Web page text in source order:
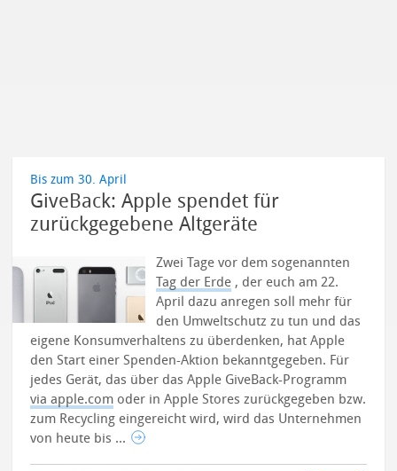
Bis zum 30. April
GiveBack: Apple spendet für
zurückgegebene Altgeräte
Zwei Tage vor dem sogenannten
Tag der Erde , der euch am 22.
April dazu anregen soll mehr für
den Umweltschutz zu tun und das
eigene Konsumverhaltens zu überdenken, hat Apple
den Start einer Spenden-Aktion bekanntgegeben. Für
jedes Gerät, das über das Apple GiveBack-Programm
via apple.com oder in Apple Stores zurückgegeben bzw.
zum Recycling eingereicht wird, wird das Unternehmen
von heute bis ...